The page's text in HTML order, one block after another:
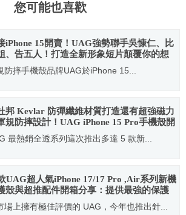
您可能也喜歡
iPhone 15開賣！UAG強勢聯手吳慷仁、比
、告五人！打造全新形象短片顛覆你的想
防摔手機殼品牌UAG於iPhone 15...
邦 Kevlar 防彈纖維材質打造還有超強磁力
規防摔設計！UAG iPhone 15 Pro手機殼開
最熱銷全透系列這次推出多達 5 款新...
UAG超人氣iPhone 17/17 Pro ,Air系列新機
殼與超推配件開箱分享：提供最強的保護
場上擁有極佳評價的 UAG，今年也推出針...